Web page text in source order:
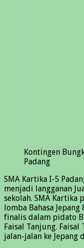
Kontingen
Padang
SMA Kartika I-5
menjadi langganan
sekolah. SMA Kartika
lomba Bahasa
finalis dalam pidato
Faisal Tanjung.
jalan-jalan ke Jepang